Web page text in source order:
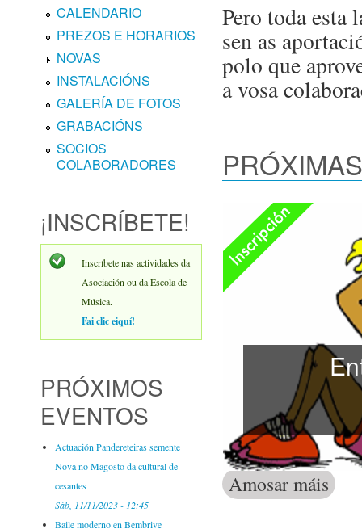
CALENDARIO
PREZOS E HORARIOS
NOVAS
INSTALACIÓNS
GALERÍA DE FOTOS
GRABACIÓNS
SOCIOS
COLABORADORES
¡INSCRÍBETE!
Inscríbete nas actividades da
Asociación ou da Escola de
Música.
Fai clic eiquí!
PRÓXIMOS
EVENTOS
Actuación Pandereteiras semente
Nova no Magosto da cultural de
cesantes
Sáb, 11/11/2023 - 12:45
Baile moderno en Bembrive
Pero toda esta
sen as
polo que
a vosa
Inscripción aberta
Amosar máis